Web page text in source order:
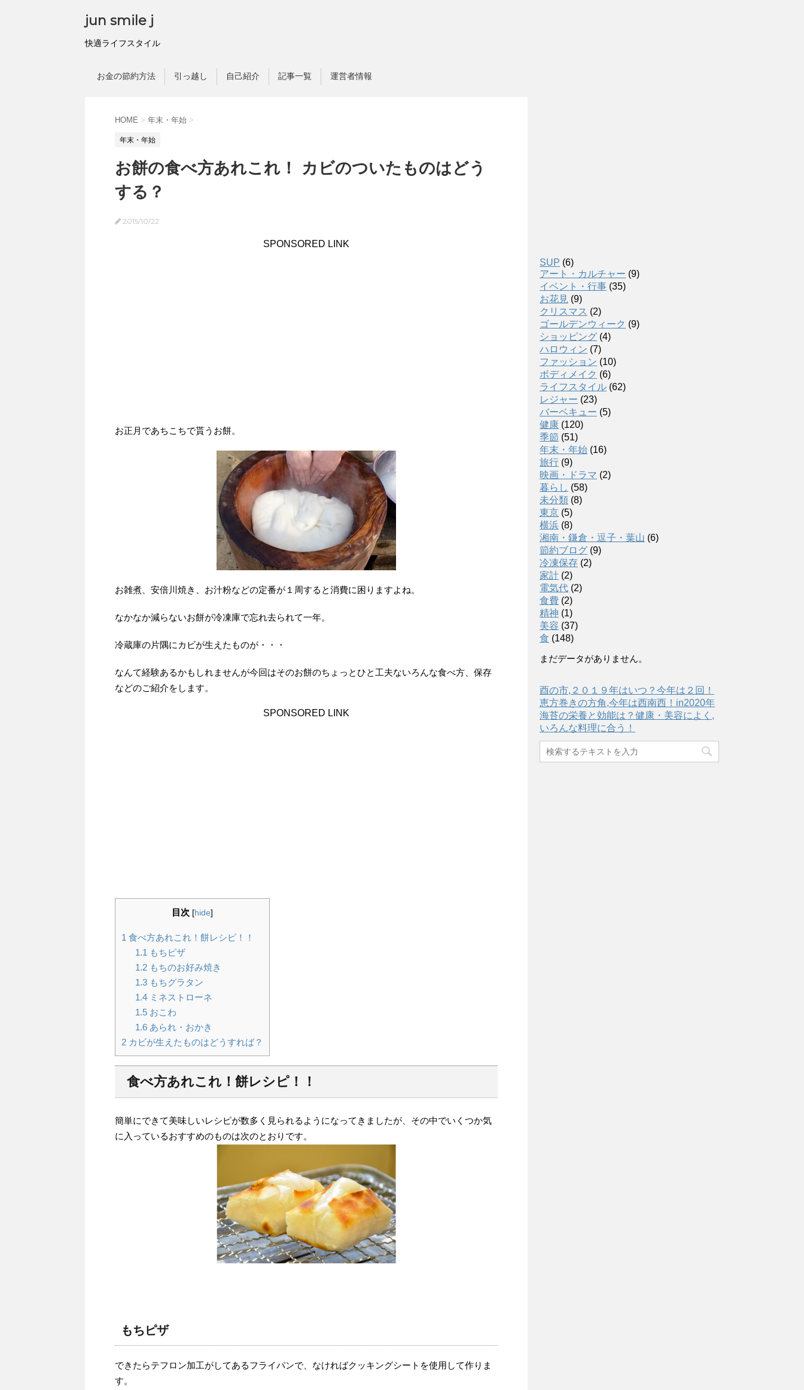
jun smile j
快適ライフスタイル
お金の節約方法 引っ越し 自己紹介 記事一覧 運営者情報
HOME > 年末・年始 >
年末・年始
お餅の食べ方あれこれ！ カビのついたものはどう
する？
2015/10/22
SPONSORED LINK
お正月であちこちで貰うお餅。
お雑煮、安倍川焼き、お汁粉などの定番が１周すると消費に困りますよね。
なかなか減らないお餅が冷凍庫で忘れ去られて一年。
冷蔵庫の片隅にカビが生えたものが・・・
なんて経験あるかもしれませんが今回はそのお餅のちょっとひと工夫ないろんな食べ方、保存
などのご紹介をします。
SPONSORED LINK
目次 [hide]
1 食べ方あれこれ！餅レシピ！！
1.1 もちピザ
1.2もちのお好み焼き
1.3もちグラタン
1.4ミネストローネ
1.5おこわ
1.6あられ・おかき
2 カビが生えたものはどうすれば？
食べ方あれこれ！餅レシピ！！
簡単にできて美味しいレシピが数多く見られるようになってきましたが、その中でいくつか気
に入っているおすすめのものは次のとおりです。
もちピザ
できたらテフロン加工がしてあるフライパンで、なければクッキングシートを使用して作りま
す。
SUP (6)
アート・カルチャー (9)
イベント・行事 (35)
お花見 (9)
クリスマス (2)
ゴールデンウィーク (9)
ショッピング (4)
ハロウィン (7)
ファッション (10)
ボディメイク (6)
ライフスタイル (62)
レジャー (23)
バーベキュー (5)
健康 (120)
季節 (51)
年末・年始 (16)
旅行 (9)
映画・ドラマ (2)
暮らし (58)
未分類 (8)
東京 (5)
横浜 (8)
湘南・鎌倉・逗子・葉山 (6)
節約ブログ (9)
冷凍保存 (2)
家計 (2)
電気代 (2)
食費 (2)
精神 (1)
美容 (37)
食 (148)
まだデータがありません。
酉の市,２０１９年はいつ？今年は２回！
恵方巻きの方角,今年は西南西！in2020年
海苔の栄養と効能は？健康・美容によく,
いろんな料理に合う！